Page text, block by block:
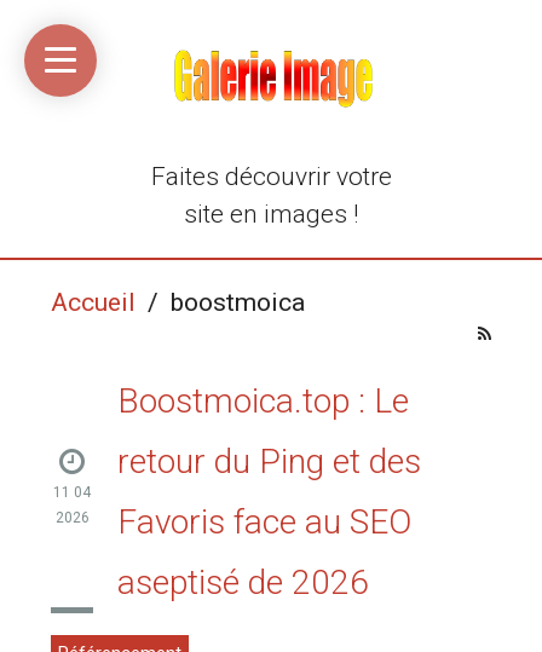
Accueil
Média
libre
Linkinaz
Katomi
compte
Twitter
@Ortegeek
compte
Flickr
Faites découvrir votre
site en images !
Accueil / boostmoica
11 04
2026
Boostmoica.top : Le
retour du Ping et des
Favoris face au SEO
aseptisé de 2026